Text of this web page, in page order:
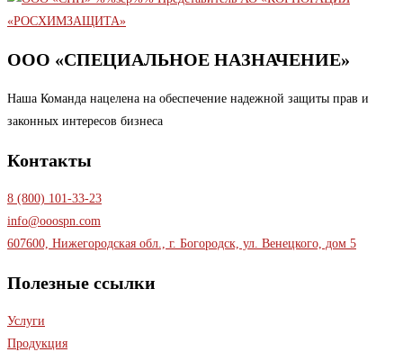
ООО «СПЕЦИАЛЬНОЕ НАЗНАЧЕНИЕ»
Наша Команда нацелена на обеспечение надежной защиты прав и
законных интересов бизнеса
Контакты
8 (800) 101-33-23
info@ooospn.com
607600, Нижегородская обл., г. Богородск, ул. Венецкого, дом 5
Полезные ссылки
Услуги
Продукция